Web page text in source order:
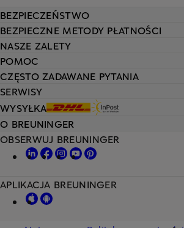
POMOC
CZĘSTO ZADAWANE PYTANIA
SERWISY
WYSYŁKA
BEZPIECZEŃSTWO
BEZPIECZNE METODY PŁATNOŚCI
NASZE ZALETY
O BREUNINGER
OBSERWUJ BREUNINGER
APLIKACJA BREUNINGER